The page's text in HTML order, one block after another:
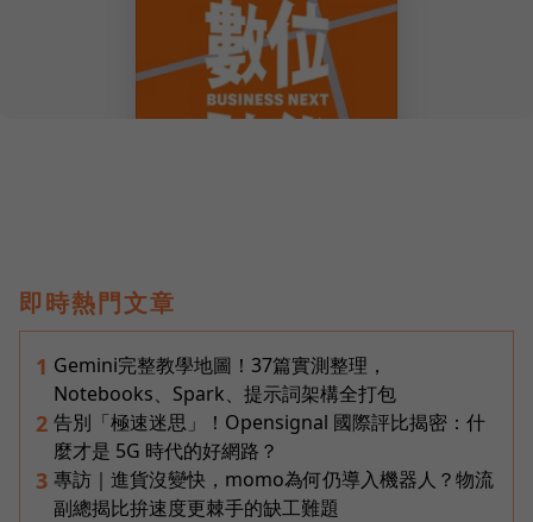
即時熱門文章
1 Gemini完整教學地圖！37篇實測整理，
Notebooks、Spark、提示詞架構全打包
2 告別「極速迷思」！Opensignal 國際評比揭密：什
麼才是 5G 時代的好網路？
3 專訪｜進貨沒變快，momo為何仍導入機器人？物流
副總揭比拚速度更棘手的缺工難題